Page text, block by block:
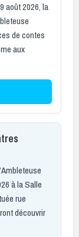
août 2026, la
de contes
aux
à la Salle
rue
découvrir